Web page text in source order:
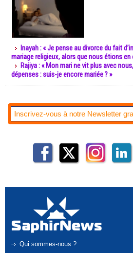
Inayah : « Je pense au divorce du fait
mariage religieux, alors que nous étions en
Rajiya : « Mon mari ne vit plus avec
dépenses : suis-je encore mariée ? »
Qui sommes-nous ?